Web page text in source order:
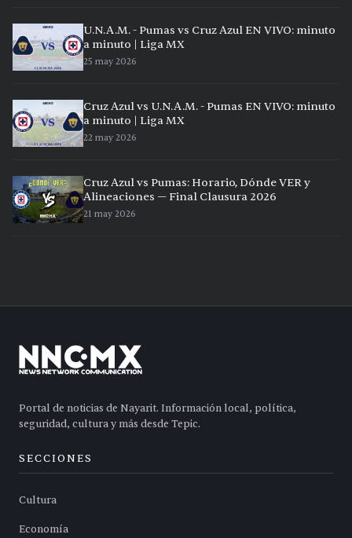
U.N.A.M. - Pumas vs Cruz Azul EN VIVO: minuto
a minuto | Liga MX
25 may 2026
Cruz Azul vs U.N.A.M. - Pumas EN VIVO: minuto
a minuto | Liga MX
22 may 2026
Cruz Azul vs Pumas: Horario, Dónde VER y
Alineaciones — Final Clausura 2026
21 may 2026
Portal de noticias de Nayarit. Información local, política,
seguridad, cultura y más desde Tepic.
SECCIONES
Cultura
Economía